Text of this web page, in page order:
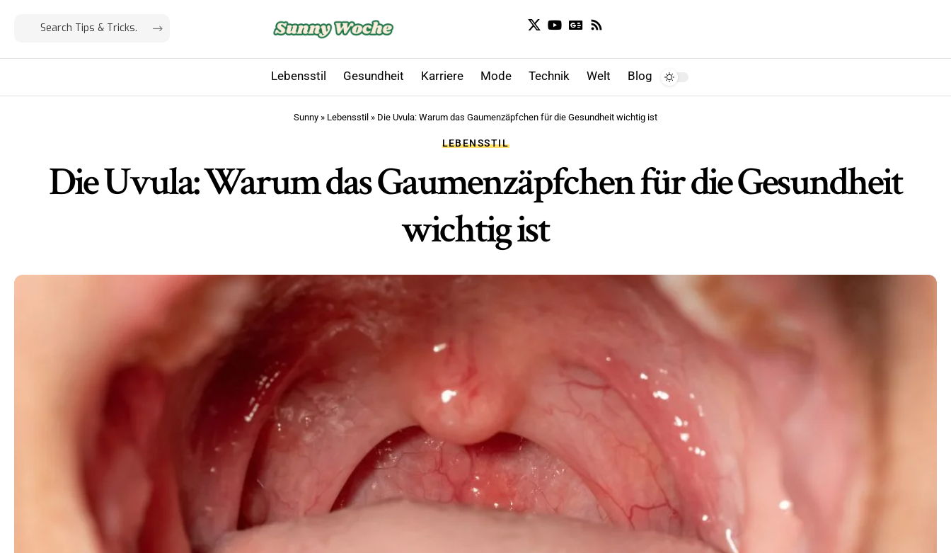
Lebensstil Gesundheit Karriere Mode Technik Welt Blog
Sunny » Lebensstil » Die Uvula: Warum das Gaumenzäpfchen für die Gesundheit wichtig ist
LEBENSSTIL
Die Uvula: Warum das Gaumenzäpfchen für die Gesundheit
wichtig ist